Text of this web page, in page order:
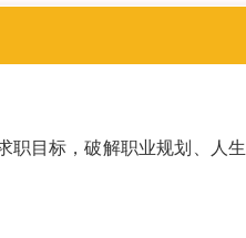
职目标，破解职业规划、人